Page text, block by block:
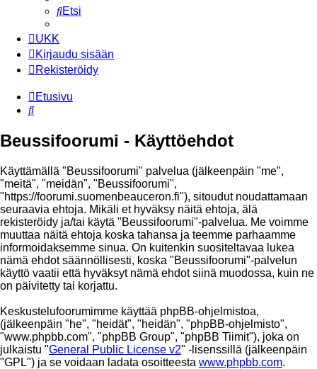
Etsi
UKK
Kirjaudu sisään
Rekisteröidy
Etusivu
Etsi
Beussifoorumi - Käyttöehdot
Käyttämällä "Beussifoorumi" palvelua (jälkeenpäin "me",
"meitä", "meidän", "Beussifoorumi",
"https://foorumi.suomenbeauceron.fi"), sitoudut noudattamaan
seuraavia ehtoja. Mikäli et hyväksy näitä ehtoja, älä
rekisteröidy ja/tai käytä "Beussifoorumi"-palvelua. Me voimme
muuttaa näitä ehtoja koska tahansa ja teemme parhaamme
informoidaksemme sinua. On kuitenkin suositeltavaa lukea
nämä ehdot säännöllisesti, koska "Beussifoorumi"-palvelun
käyttö vaatii että hyväksyt nämä ehdot siinä muodossa, kuin ne
on päivitetty tai korjattu.
Keskustelufoorumimme käyttää phpBB-ohjelmistoa,
(jälkeenpäin "he", "heidät", "heidän", "phpBB-ohjelmisto",
"www.phpbb.com", "phpBB Group", "phpBB Tiimit"), joka on
julkaistu "General Public License v2" -lisenssillä (jälkeenpäin
"GPL") ja se voidaan ladata osoitteesta www.phpbb.com.